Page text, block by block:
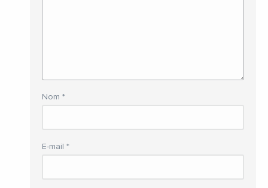
Nom *
E-mail *